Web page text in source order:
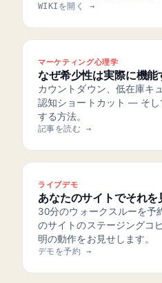
WIKIを開く →
マーケティング心理学
なぜ希少性は実際に機能
カウントダウン、低在庫キ
認知ショートカット — そし
する方法。
記事を読む →
ライブデモ
あなたのサイトでそれを
30分のウォークスルーを予
のサイトのステージングコ
明の動作をお見せします。
デモを予約 →